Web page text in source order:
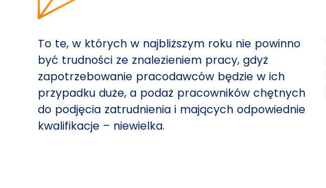
To te, w których w najbliższym roku nie powinno
być trudności ze znalezieniem pracy, gdyż
zapotrzebowanie pracodawców będzie w ich
przypadku duże, a podaż pracowników chętnych
do podjęcia zatrudnienia i mających odpowiednie
kwalifikacje – niewielka.